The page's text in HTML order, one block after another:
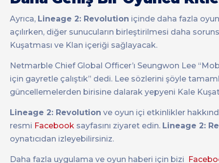
Ayrıca, Lineage 2: Revolution içinde daha fazla
açılırken, diğer sunucuların birleştirilmesi daha
Kuşatması ve Klan içeriği sağlayacak.
Netmarble Chief Global Officer’ı Seungwon Lee
için gayretle çalıştık” dedi. Lee sözlerini şöyle
güncellemelerden birisine dalarak yepyeni Kale
Lineage 2: Revolution ve oyun içi etkinlikler
resmi Facebook sayfasını ziyaret edin. Lineage 2:
oynatıcıdan izleyebilirsiniz.
Daha fazla uygulama ve oyun haberi için bizi